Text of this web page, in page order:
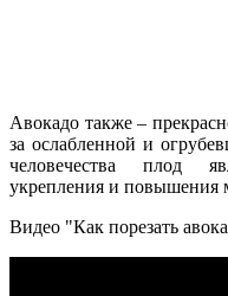
Авокадо также –
за ослабленной и
человечества плод
укрепления и повышения
Видео "Как порезать